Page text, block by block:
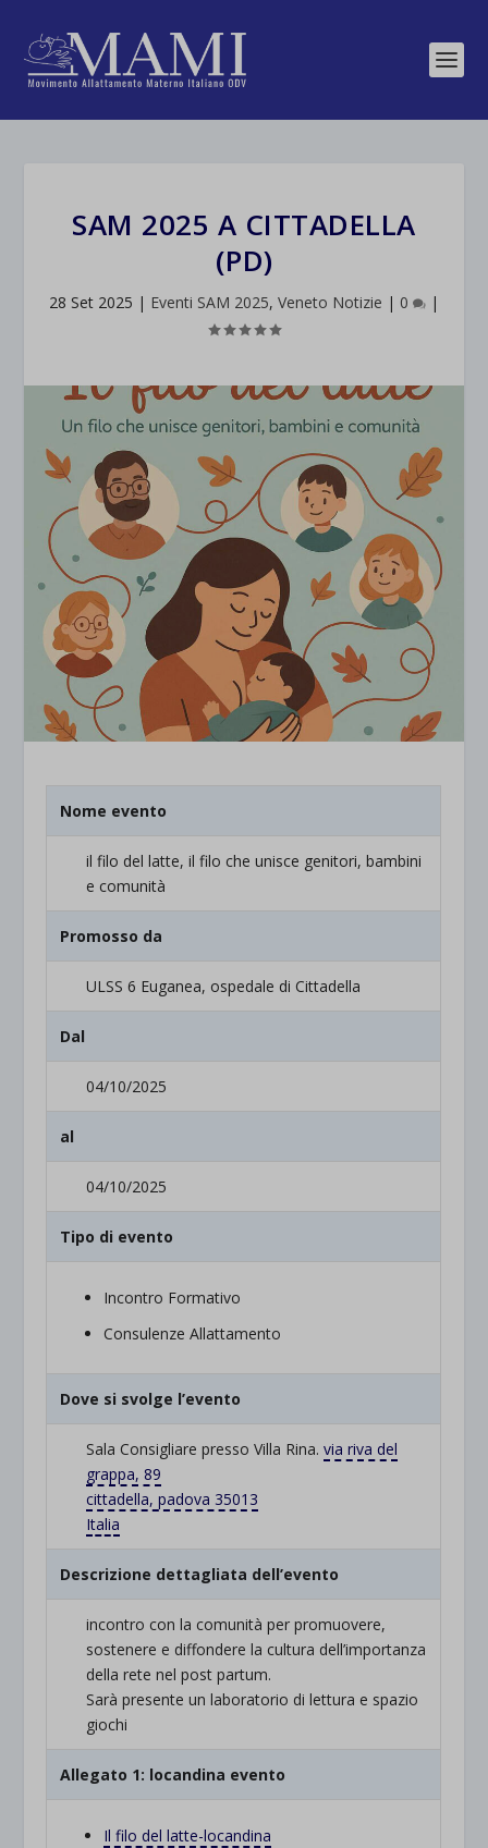
SAM 2025 A CITTADELLA
(PD)
28 Set 2025 | Eventi SAM 2025, Veneto Notizie | 0 |
Nome evento
il filo del latte, il filo che unisce genitori, bambini
e comunità
Promosso da
ULSS 6 Euganea, ospedale di Cittadella
Dal
04/10/2025
al
04/10/2025
Tipo di evento
Incontro Formativo
Consulenze Allattamento
Dove si svolge l’evento
Sala Consigliare presso Villa Rina.via riva del
grappa, 89
cittadella, padova 35013
Italia
Descrizione dettagliata dell’evento
incontro con la comunità per promuovere,
sostenere e diffondere la cultura dell’importanza
della rete nel post partum.
Sarà presente un laboratorio di lettura e spazio
giochi
Allegato 1: locandina evento
Il filo del latte-locandina